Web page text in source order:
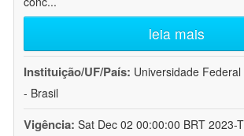
leia mais
Instituição/UF/País: Universidade
- Brasil
Vigência: Sat Dec 02 00:00:00 BRT 2023-